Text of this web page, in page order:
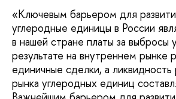
«Ключевым барьером для
углеродные единицы в России
в нашей стране платы за выбросы
результате на внутреннем рынке
единичные сделки, а ликвидность
рынка углеродных единиц